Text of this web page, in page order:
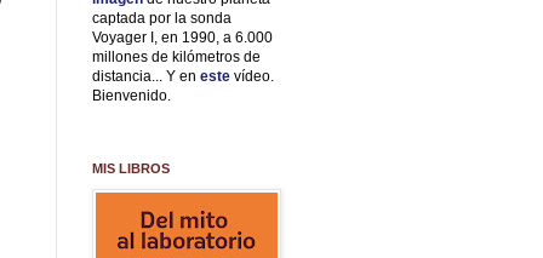
captada por la sonda
Voyager I, en 1990, a 6.000
millones de kilómetros de
distancia... Y en este vídeo.
Bienvenido.
MIS LIBROS